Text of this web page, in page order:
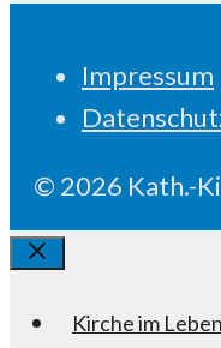
Impressum
© 2026 Kath.-
Schliessen
Kirche im Leben